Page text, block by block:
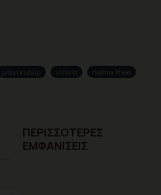
μανικιούρ νύχια hema free
ΠΕΡΙΣΣΌΤΕΡΕΣ
ΕΜΦΑΝΊΣΕΙΣ